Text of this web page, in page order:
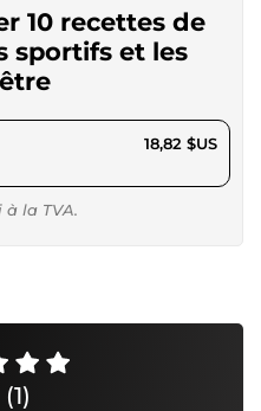
10 recettes de
sportifs et les
$US 18,82 $US
à la TVA.
(1)